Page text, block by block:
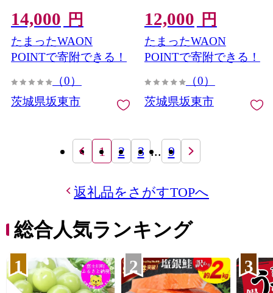
14,000 円
たまったWAON
POINTで寄附できる！
（0）
茨城県坂東市
12,000 円
たまったWAON
POINTで寄附できる！
（0）
茨城県坂東市
1 2 3 ... 9
返礼品をさがすTOPへ
総合人気ランキング
1 2 3